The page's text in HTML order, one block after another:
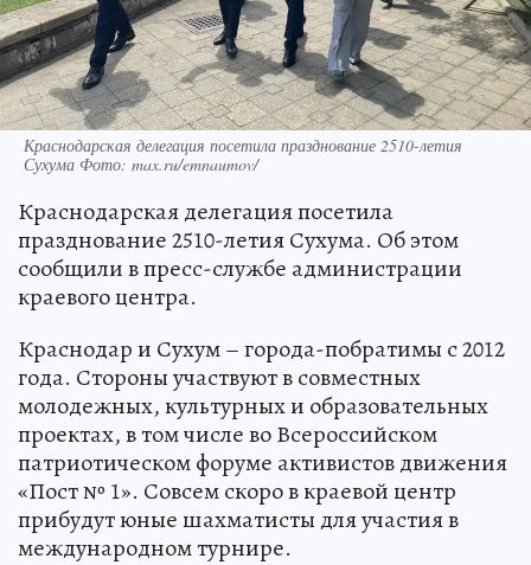
Краснодарская делегация посетила празднование 2510-летия
Сухума Фото: max.ru/emnaumov/
Краснодарская делегация посетила
празднование 2510-летия Сухума. Об этом
сообщили в пресс-службе администрации
краевого центра.
Краснодар и Сухум – города-побратимы с 2012
года. Стороны участвуют в совместных
молодежных, культурных и образовательных
проектах, в том числе во Всероссийском
патриотическом форуме активистов движения
«Пост № 1». Совсем скоро в краевой центр
прибудут юные шахматисты для участия в
международном турнире.